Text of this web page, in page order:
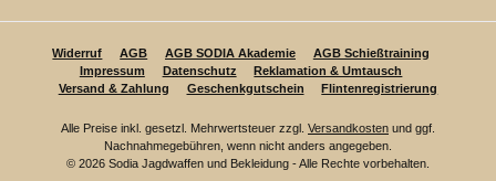
Widerruf AGB AGB SODIA Akademie
AGB Schießtraining
Impressum
Datenschutz
Reklamation & Umtausch
Versand & Zahlung
Geschenkgutschein Flintenregistrierung
Alle Preise inkl. gesetzl. Mehrwertsteuer zzgl. Versandkosten und ggf.
Nachnahmegebühren, wenn nicht anders angegeben.
© 2026 Sodia Jagdwaffen und Bekleidung - Alle Rechte vorbehalten.